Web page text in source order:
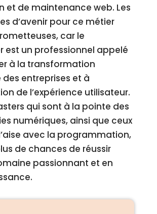
et de maintenance web. Les
d’avenir pour ce métier
car le
est un professionnel appelé
à la transformation
entreprises et à
de l’expérience utilisateur.
qui sont à la pointe des
numériques, ainsi que ceux
avec la programmation,
de chances de réussir
passionnant et en